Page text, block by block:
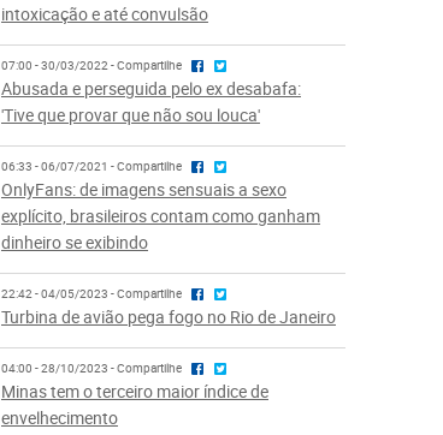
intoxicação e até convulsão
07:00 - 30/03/2022 - Compartilhe
Abusada e perseguida pelo ex desabafa:
'Tive que provar que não sou louca'
06:33 - 06/07/2021 - Compartilhe
OnlyFans: de imagens sensuais a sexo
explícito, brasileiros contam como ganham
dinheiro se exibindo
22:42 - 04/05/2023 - Compartilhe
Turbina de avião pega fogo no Rio de Janeiro
04:00 - 28/10/2023 - Compartilhe
Minas tem o terceiro maior índice de
envelhecimento